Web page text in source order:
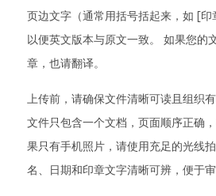
页边文字（通常用括号括起来，如 [印
以便英文版本与原文一致。 如果您的
章，也请翻译。
上传前，请确保文件清晰可读且组织
文件只包含一个文档，页面顺序正确
果只有手机照片，请使用充足的光线
名、日期和印章文字清晰可辨，便于审